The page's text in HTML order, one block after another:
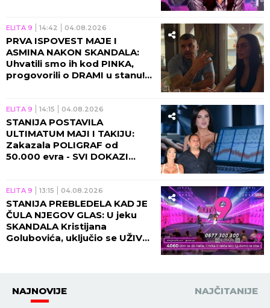
ELITA 9 14:42 04.08.2026
PRVA ISPOVEST MAJE I
ASMINA NAKON SKANDALA:
Uhvatili smo ih kod PINKA,
progovorili o DRAMI u stanu!
ELITA 9 14:15 04.08.2026
STANIJA POSTAVILA
ULTIMATUM MAJI I TAKIJU:
Zakazala POLIGRAF od
50.000 evra - SVI DOKAZI
ELITA 9 13:15 04.08.2026
STANIJA PREBLEDELA KAD JE
ČULA NJEGOV GLAS: U jeku
SKANDALA Kristijana
Golubovića, uključio se UŽIVO
NAJNOVIJE NAJČITANIJE